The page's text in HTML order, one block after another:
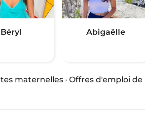
Béryl Abigaëlle
maternelles · Offres d'emploi